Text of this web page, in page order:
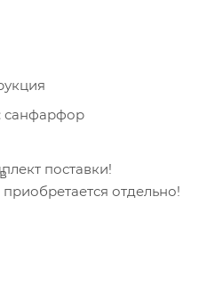
санфарфор
поставки!
отдельно!